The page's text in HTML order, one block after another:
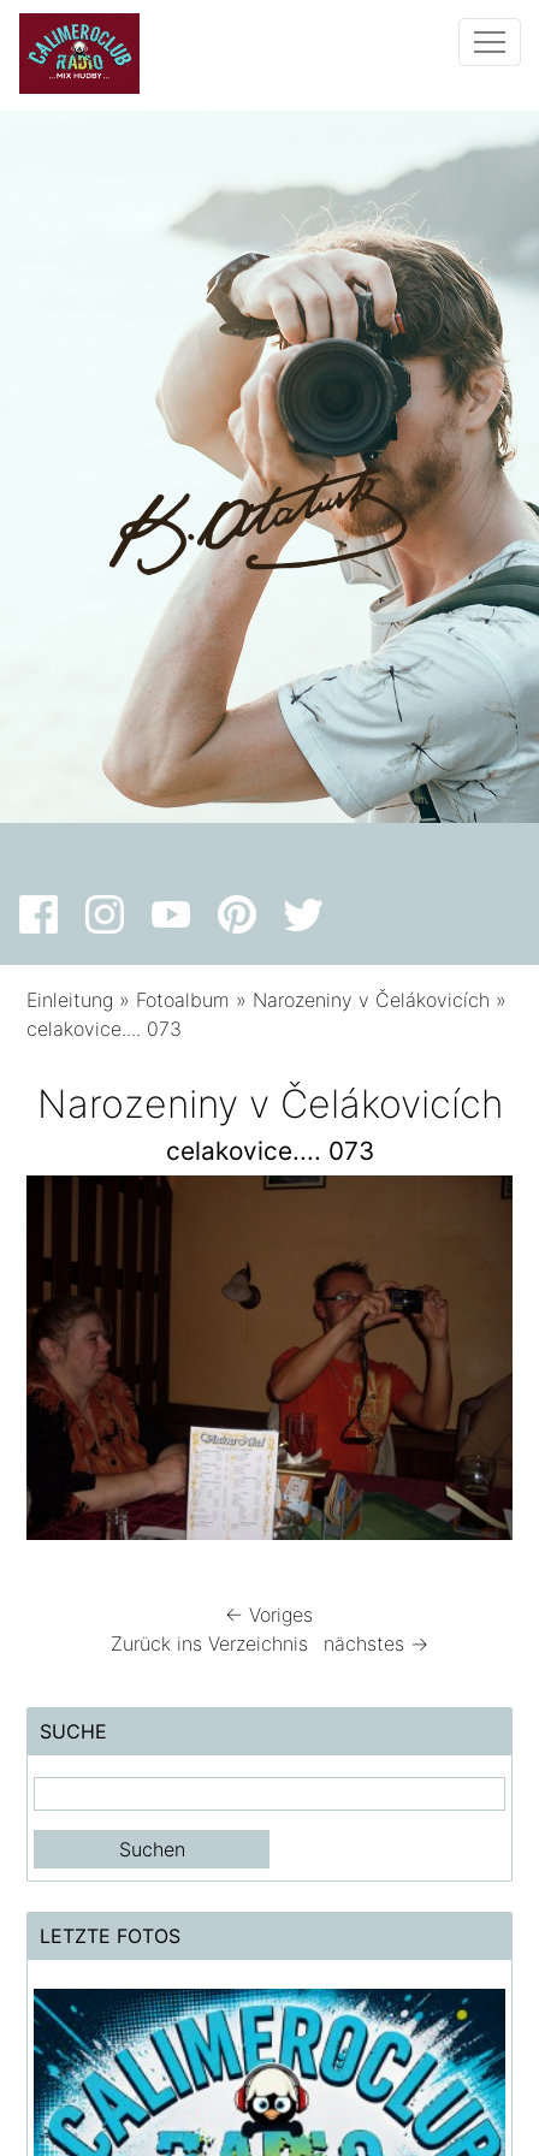
Einleitung » Fotoalbum » Narozeniny v Čelákovicích »
celakovice.... 073
Narozeniny v Čelákovicích
celakovice.... 073
← Voriges
Zurück ins Verzeichnis
nächstes →
SUCHE
LETZTE FOTOS